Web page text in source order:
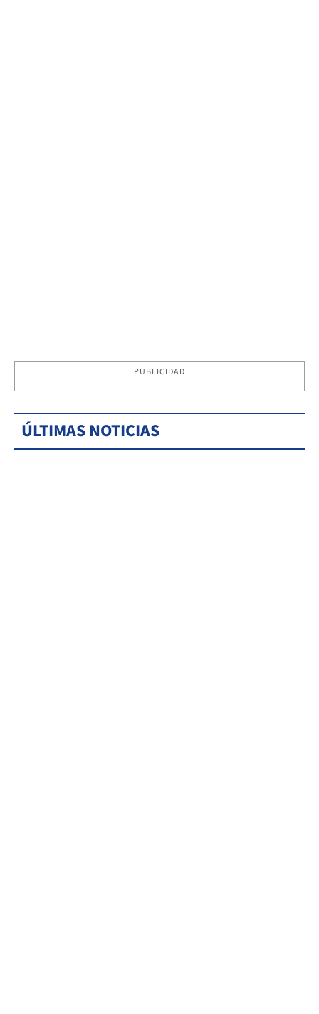
PUBLICIDAD
ÚLTIMAS NOTICIAS